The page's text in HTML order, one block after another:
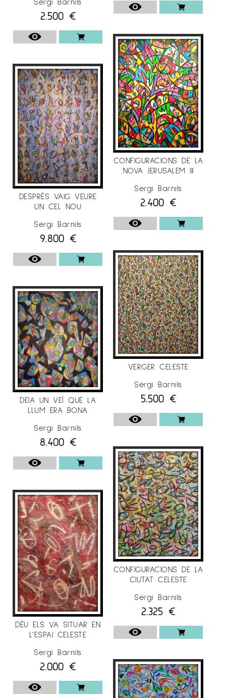
di Cimafava Roca.
Piacenza (Italy) Curators: Prof.
Ignacio Arroyo and Mr. Nino Sindoni..“La
sublimitat de l’ordre còsmic “ Galérie St.
Jacques– Charity Auction organized by Vida y
Libertad ONG-Barcelona – Brussels (Belgium).
“Maran-Ata” Fundació Vila Casas – Curators:
Glòria Bosch, Daniel Giralt-Miracle.Exhibition
director: Isabel Gómez Rovira
Per a més informació del PintorSergi Barnils i
Basomba aEspai Cavallers Gallery
2.500 €
DESPRÈS VAIG VEURE
UN CEL NOU
Sergi Barnils
9.800 €
DEIA UN VEÍ QUE LA
LLUM ERA BONA
Sergi Barnils
8.400 €
DÉU ELS VA SITUAR EN
L’ESPAI CELESTE
Sergi Barnils
2.000 €
CONFIGURACIONS DE LA
NOVA JERUSALEM III
Sergi Barnils
2.400 €
VERGER CELESTE
Sergi Barnils
5.500 €
CONFIGURACIONS DE LA
CIUTAT CELESTE
Sergi Barnils
2.325 €